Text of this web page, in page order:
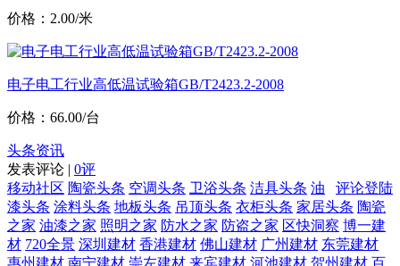
价格：2.00/米
电子电工行业高低温试验箱GB/T2423.2-2008
价格：66.00/台
头条资讯
发表评论 | 0评
评论登陆
移动社区 陶瓷头条 空调头条 卫浴头条 洁具头条 油
漆头条 涂料头条 地板头条 吊顶头条 衣柜头条 家居头条 陶瓷
之家 油漆之家 照明之家 防水之家 防盗之家 区快洞察 博一建
材 720全景 深圳建材 香港建材 佛山建材 广州建材 东莞建材
惠州建材 南宁建材 崇左建材 来宾建材 河池建材 贺州建材 百